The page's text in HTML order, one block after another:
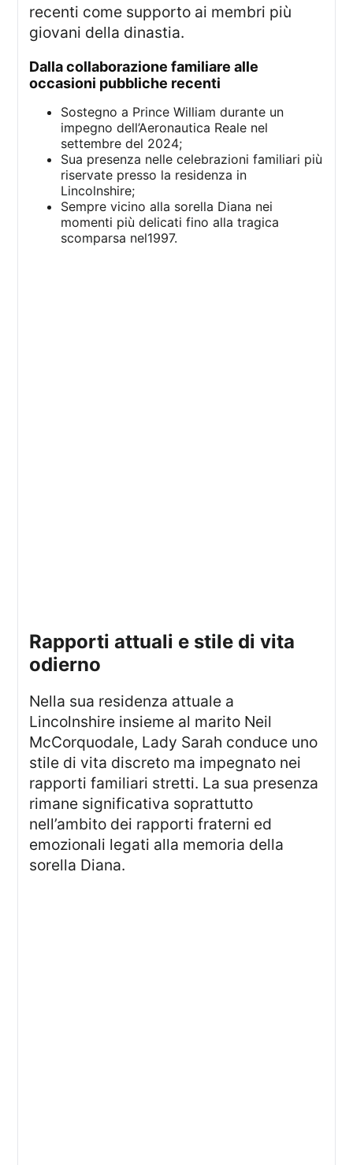
recenti come supporto ai membri più
giovani della dinastia.
dalla collaborazione familiare alle
occasioni pubbliche recenti
Sostegno a Prince William durante un
impegno dell’Aeronautica Reale nel
settembre del 2024;
Sua presenza nelle celebrazioni familiari più
riservate presso la residenza in
Lincolnshire;
Sempre vicino alla sorella Diana nei
momenti più delicati fino alla tragica
scomparsa nel1997.
rapporti attuali e stile di vita
odierno
Nella sua residenza attuale a
Lincolnshire insieme al marito Neil
McCorquodale, Lady Sarah conduce uno
stile di vita discreto ma impegnato nei
rapporti familiari stretti. La sua presenza
rimane significativa soprattutto
nell’ambito dei rapporti fraterni ed
emozionali legati alla memoria della
sorella Diana.